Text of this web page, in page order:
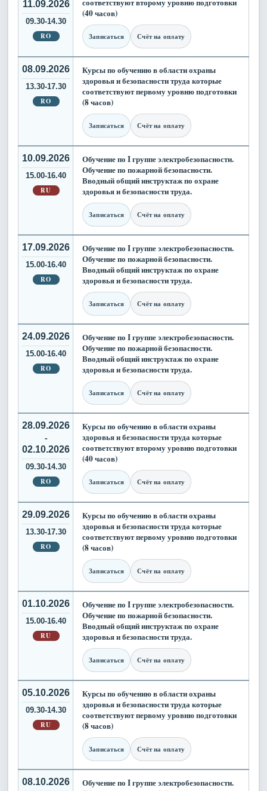
11.09.2026
09.30-14.30
RO
(40 часов)
Записаться Счёт на оплату
08.09.2026
13.30-17.30
RO
Курсы по обучению в области охраны
здоровья и безопасности труда которые
соответствуют первому уровню подготовки
(8 часов)
Записаться Счёт на оплату
10.09.2026
15.00-16.40
RU
Обучение по I группе электробезопасности.
Обучение по пожарной безопасности.
Вводный общий инструктаж по охране
здоровья и безопасности труда.
Записаться Счёт на оплату
17.09.2026
15.00-16.40
RO
Обучение по I группе электробезопасности.
Обучение по пожарной безопасности.
Вводный общий инструктаж по охране
здоровья и безопасности труда.
Записаться Счёт на оплату
24.09.2026
15.00-16.40
RO
Обучение по I группе электробезопасности.
Обучение по пожарной безопасности.
Вводный общий инструктаж по охране
здоровья и безопасности труда.
Записаться Счёт на оплату
28.09.2026
-
02.10.2026
09.30-14.30
RO
Курсы по обучению в области охраны
здоровья и безопасности труда которые
соответствуют второму уровню подготовки
(40 часов)
Записаться Счёт на оплату
29.09.2026
13.30-17.30
RO
Курсы по обучению в области охраны
здоровья и безопасности труда которые
соответствуют первому уровню подготовки
(8 часов)
Записаться Счёт на оплату
01.10.2026
15.00-16.40
RU
Обучение по I группе электробезопасности.
Обучение по пожарной безопасности.
Вводный общий инструктаж по охране
здоровья и безопасности труда.
Записаться Счёт на оплату
05.10.2026
09.30-14.30
RU
Курсы по обучению в области охраны
здоровья и безопасности труда которые
соответствуют первому уровню подготовки
(8 часов)
Записаться Счёт на оплату
08.10.2026
Обучение по I группе электробезопасности.